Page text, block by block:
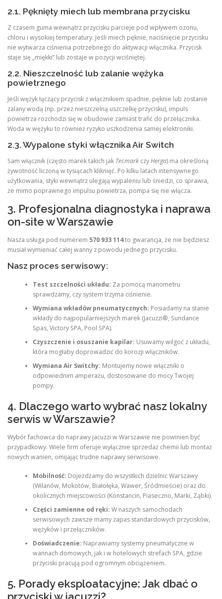
2.1. Pęknięty miech lub membrana przycisku
Z czasem guma wewnątrz przycisku parcieje pod wpływem ozonu,
chloru i wysokiej temperatury. Jeśli miech pęknie, naciśnięcie przycisku
nie wytwarza ciśnienia potrzebnego do aktywacji włącznika. Przycisk
staje się „miękki” lub zostaje w pozycji wciśniętej.
2.2. Nieszczelność lub zalanie wężyka
powietrznego
Jeśli wężyk łączący przycisk z włącznikiem spadnie, pęknie lub zostanie
zalany wodą (np. przez nieszczelną uszczelkę przycisku), impuls
powietrza rozchodzi się w obudowie zamiast trafić do przełącznika.
Woda w wężyku to również ryzyko uszkodzenia samej elektroniki.
2.3. Wypalone styki włącznika Air Switch
Sam włącznik (często marek takich jak Tecmark czyHerga) ma określoną
żywotność liczoną w tysiącach kliknięć. Po kilku latach intensywnego
użytkowania, styki wewnątrz ulegają wypaleniu lub śniedzi, co sprawia,
że mimo poprawnego impulsu powietrza, pompa się nie włącza.
3. Profesjonalna diagnostyka i naprawa
on-site w Warszawie
Nasza usługa pod numerem 570 933 114to gwarancja, że nie będziesz
musiał wymieniać całej wanny z powodu jednego przycisku.
Nasz proces serwisowy:
Test szczelności układu: Za pomocą manometru
sprawdzamy, czy system trzyma ciśnienie.
Wymiana wkładów pneumatycznych: Posiadamy na stanie
wkłady do najpopularniejszych marek (Jacuzzi®, Sundance
Spas, Victory SPA, Pool SPA).
Czyszczenie i osuszanie kapilar: Usuwamy wilgoć z układu,
która mogłaby doprowadzić do korozji włączników.
Wymiana Air Switchy: Montujemy nowe włączniki o
odpowiednim amperażu, dostosowane do mocy Twojej
pompy.
4. Dlaczego warto wybrać nasz lokalny
serwis w Warszawie?
Wybór fachowca do naprawy jacuzzi w Warszawie nie powinien być
przypadkowy. Wiele firm oferuje wyłącznie sprzedaż chemii lub montaż
nowych wanien, omijając trudne naprawy serwisowe.
Mobilność: Dojeżdżamy do wszystkich dzielnic Warszawy
(Wilanów, Mokotów, Białołęka, Wawer, Śródmieście) oraz do
okolicznych miejscowości (Konstancin, Piaseczno, Marki, Ząbki).
Części zamienne od ręki: W naszych samochodach
serwisowych zawsze mamy zapas standardowych przycisków,
wężyków i przełączników.
Doświadczenie: Naprawiamy systemy pneumatyczne w
wannach domowych, jak i w hotelowych strefach SPA, gdzie
przyciski pracują pod ogromnym obciążeniem.
5. Porady eksploatacyjne: Jak dbać o